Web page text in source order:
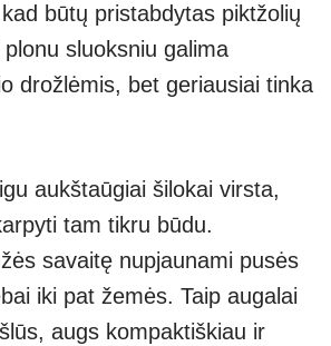
būtų pristabdytas piktžolių
sluoksniu galima
drožlėmis, bet geriausiai tinka
aukštaūgiai šilokai virsta,
tam tikru būdu.
savaitę nupjaunami pusės
iki pat žemės. Taip augalai
augs kompaktiškiau ir